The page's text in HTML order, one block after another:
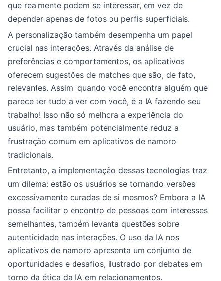
que realmente podem se interessar, em vez de
depender apenas de fotos ou perfis superficiais.
A personalização também desempenha um papel
crucial nas interações. Através da análise de
preferências e comportamentos, os aplicativos
oferecem sugestões de matches que são, de fato,
relevantes. Assim, quando você encontra alguém que
parece ter tudo a ver com você, é a IA fazendo seu
trabalho! Isso não só melhora a experiência do
usuário, mas também potencialmente reduz a
frustração comum em aplicativos de namoro
tradicionais.
Entretanto, a implementação dessas tecnologias traz
um dilema: estão os usuários se tornando versões
excessivamente curadas de si mesmos? Embora a IA
possa facilitar o encontro de pessoas com interesses
semelhantes, também levanta questões sobre
autenticidade nas interações. O uso da IA nos
aplicativos de namoro apresenta um conjunto de
oportunidades e desafios, ilustrado por debates em
torno da ética da IA em relacionamentos.